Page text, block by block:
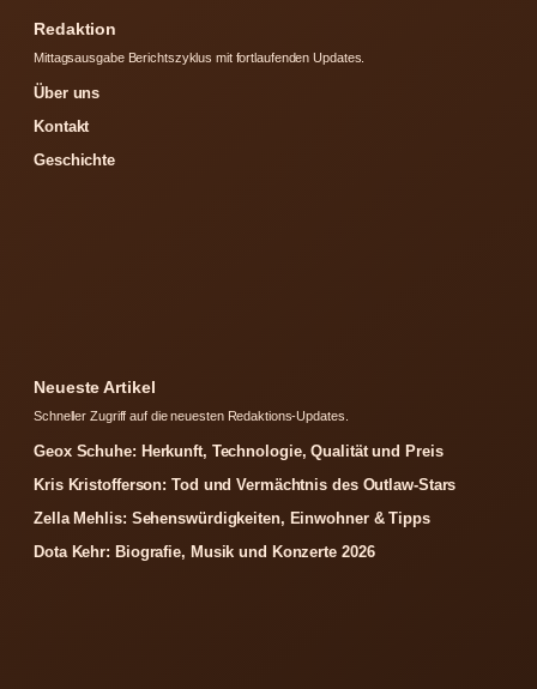
Redaktion
Mittagsausgabe Berichtszyklus mit fortlaufenden Updates.
Über uns
Kontakt
Geschichte
Neueste Artikel
Schneller Zugriff auf die neuesten Redaktions-Updates.
Geox Schuhe: Herkunft, Technologie, Qualität und Preis
Kris Kristofferson: Tod und Vermächtnis des Outlaw-Stars
Zella Mehlis: Sehenswürdigkeiten, Einwohner & Tipps
Dota Kehr: Biografie, Musik und Konzerte 2026